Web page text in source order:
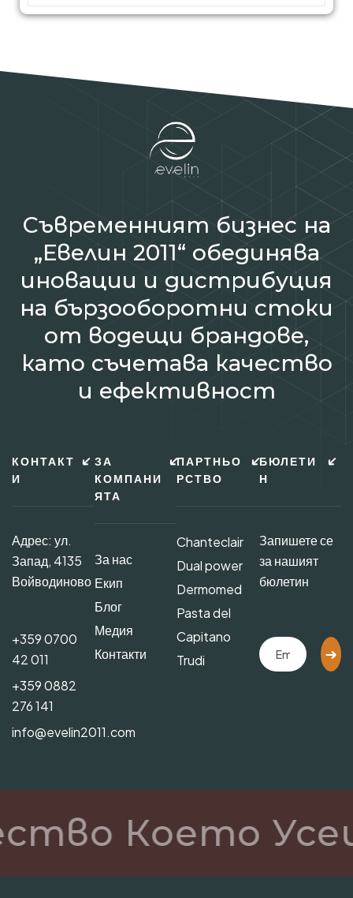
Съвременният бизнес на
„Евелин 2011“ обединява
иновации и дистрибуция
на бързооборотни стоки
от водещи брандове,
като съчетава качество
и ефективност
КОНТАКТ
И
Адрес: ул.
Запад, 4135
Войводиново
+359 0700
42 011
+359 0882
276 141
info@evelin2011.com
ЗА
КОМПАНИ
ЯТА
За нас
Екип
Блог
Медия
Контакти
ПАРТНЬО
РСТВО
Chanteclair
Dual power
Dermomed
Pasta del
Capitano
Trudi
БЮЛЕТИ
Н
Запишете се
за нашият
бюлетин
Което